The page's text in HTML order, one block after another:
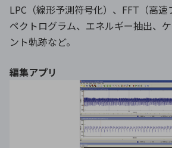
LPC（線形予測符号化）、FFT（高
ペクトログラム、エネルギー抽出、
ント軌跡など。
編集アプリ